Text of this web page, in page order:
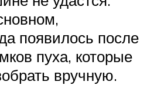
появилось после
пуха, которые
вручную.